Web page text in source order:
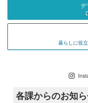
デ
暮らしに役
各課からのお知